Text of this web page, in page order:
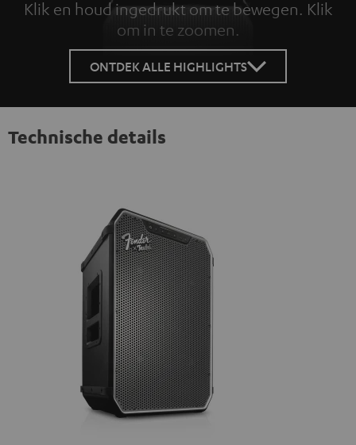
Klik en houd ingedrukt om te bewegen. Klik
om in te zoomen.
Tap to zoom
ONTDEK ALLE HIGHLIGHTS
Technische details